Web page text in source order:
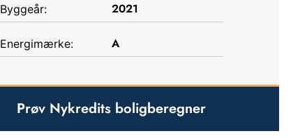
Byggeår: 2021
Energimærke: A
Prøv Nykredits boligberegner